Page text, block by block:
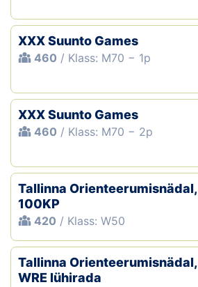
XXX Suunto Games
460 / Klass: M70 − 1p
XXX Suunto Games
460 / Klass: M70 − 2p
Tallinna Orienteerumisnädal,
100KP
420 / Klass: W50
Tallinna Orienteerumisnädal,
WRE lühirada